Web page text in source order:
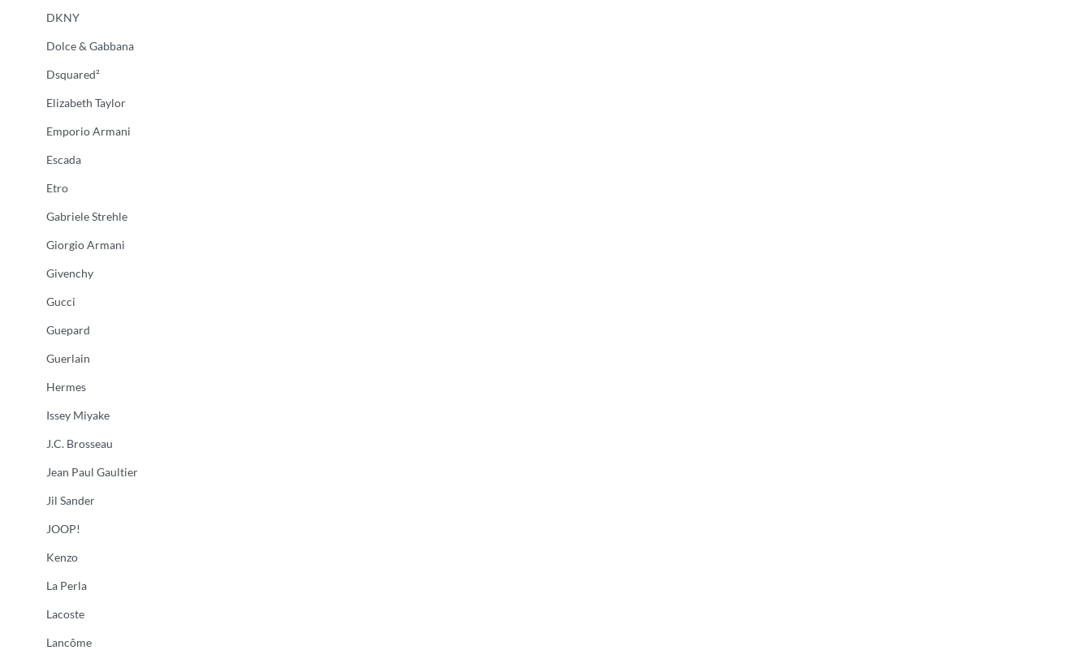
DKNY
Dolce & Gabbana
Dsquared²
Elizabeth Taylor
Emporio Armani
Escada
Etro
Gabriele Strehle
Giorgio Armani
Givenchy
Gucci
Guepard
Guerlain
Hermes
Issey Miyake
J.C. Brosseau
Jean Paul Gaultier
Jil Sander
JOOP!
Kenzo
La Perla
Lacoste
Lancôme